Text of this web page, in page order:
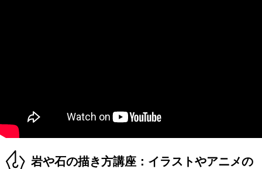
岩や石の描き方講座：イラストやアニメの